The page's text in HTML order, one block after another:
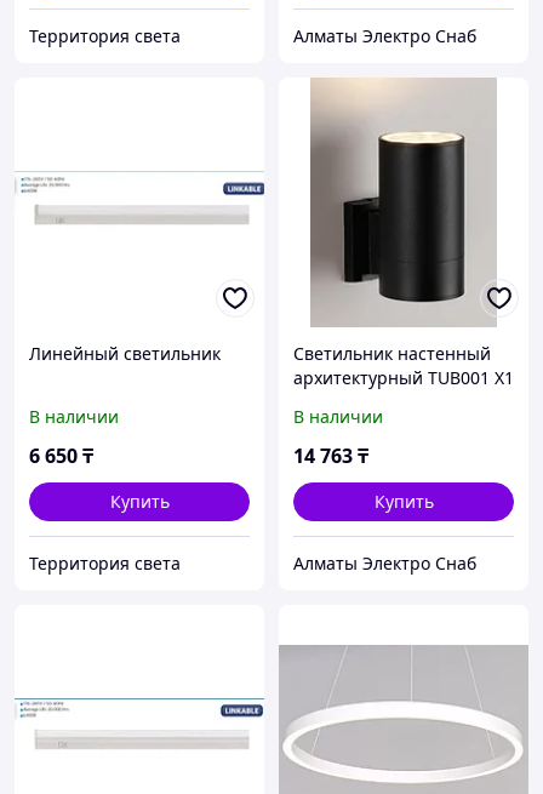
Территория света Алматы Электро Снаб
Линейный светильник
В наличии
6 650₸
Купить
Территория света
Светильник настенный
архитектурный TUB001 X1
В наличии
14 763₸
Купить
Алматы Электро Снаб